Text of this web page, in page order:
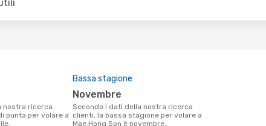
punta per volare a
Bassa stagione
novembre
Secondo i dati della nostra ricerca
clienti, la bassa stagione per volare a
Mae Hong Son è novembre.